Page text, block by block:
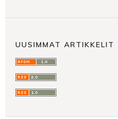
UUSIMMAT ARTIKKELIT